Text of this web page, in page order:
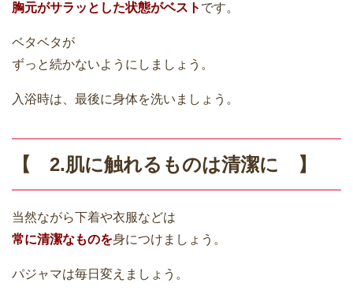
胸元がサラッとした状態がベスト です。
ベタベタが
ずっと続かないようにしましょう。
入浴時は、最後に身体を洗いましょう。
【 2.肌に触れるものは清潔に 】
当然ながら下着や衣服などは
常に清潔なものを身につけましょう。
パジャマは毎日変えましょう。